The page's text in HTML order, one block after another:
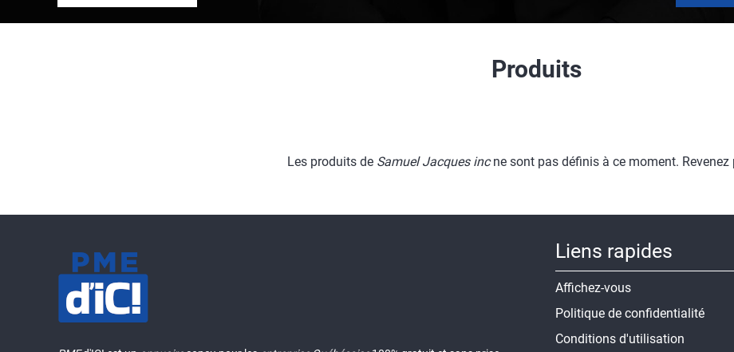
Produits
Les produits de Samuel Jacques incne sont pas définis à ce moment. Revenez
Liens rapides
Affichez-vous
Politique de confidentialité
Conditions d'utilisation